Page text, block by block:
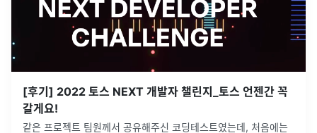
[후기] 2022 토스 NEXT 개발자 챌린지_토스 언젠간 꼭
갈게요!
같은 프로젝트 팀원께서 공유해주신 코딩테스트였는데, 처음에는